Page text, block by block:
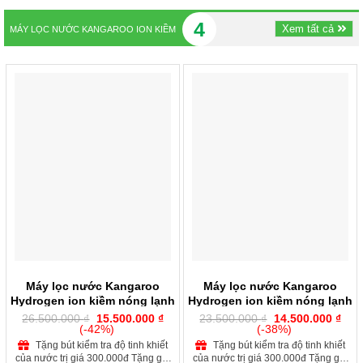
khuẩn cho máy lọc Liên hệ đặt hàng
hotine: 0972 543 088èm lắp đặt trị
giá 550.000đ ĐT ngay để có giá và
MÁY LỌC NƯỚC KANGAROO ION KIỀM 4 Xem tất cả
Máy lọc nước Kangaroo
Hydrogen ion kiềm nóng lạnh
KGHC13A3
26.500.000₫
Giá
gốc
là:
26.500.000 ₫.
15.500.000 ₫Giá
tại
là:
15.500.000 ₫.
(-42%)
của nước trị giá 300.000đ Tặng gói
Máy lọc nước Kangaroo
Hydrogen ion kiềm nóng lạnh
KGHC13A2
23.500.000₫
Giá
gốc
là:
23.500.000 ₫.
14.500.000 ₫Giá
tại
là:
(-38%)
của nước trị giá 300.000đ Tặng gói